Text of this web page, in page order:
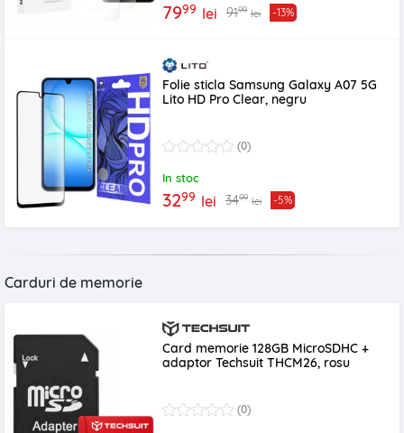
7999 lei 9199 lei -13%
Folie sticla Samsung Galaxy A07 5G
Lito HD Pro Clear, negru
(0)
In stoc
3299 lei 3499 lei -5%
Carduri de memorie
Card memorie 128GB MicroSDHC +
adaptor Techsuit THCM26, rosu
(0)